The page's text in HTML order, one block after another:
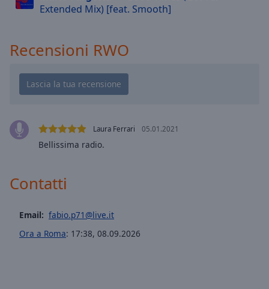
close
window.
Text
Color
Extended Mix) [feat. Smooth]
Recensioni RWO
Laura Ferrari 05.01.2021
Bellissima radio.
Contatti
Email: fabio.p71@live.it
Ora a Roma: 17:38, 08.09.2026